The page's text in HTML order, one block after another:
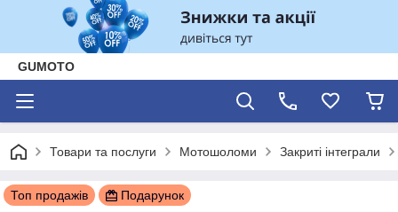
GUMOTO
Товари та послуги Мотошоломи Закриті інтеграли
Топ продажів Подарунок